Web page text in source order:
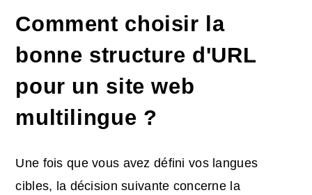
Comment choisir la
bonne structure d'URL
pour un site web
multilingue ?
Une fois que vous avez défini vos langues
cibles, la décision suivante concerne la